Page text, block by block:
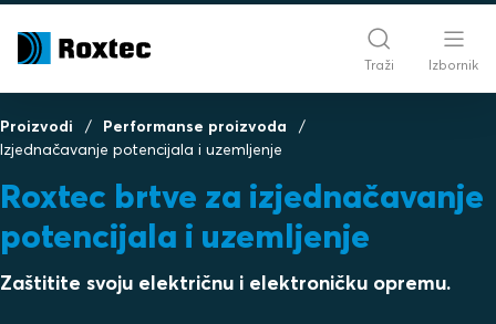
Traži Izbornik
Proizvodi
Performanse proizvoda
Izjednačavanje potencijala i uzemljenje
Roxtec brtve za izjednačavanje
potencijala i uzemljenje
Zaštitite svoju električnu i elektroničku opremu.